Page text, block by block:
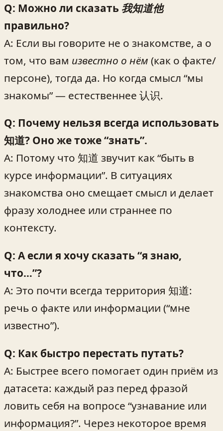
Q: Можно ли сказать 我知道他
правильно?
A: Если вы говорите не о знакомстве, а о
том, что вам известно о нём (как о факте/
персоне), тогда да. Но когда смысл “мы
знакомы” — естественнее 认识.
Q: Почему нельзя всегда использовать
知道? Оно же тоже “знать”.
A: Потому что 知道 звучит как “быть в
курсе информации”. В ситуациях
знакомства оно смещает смысл и делает
фразу холоднее или страннее по
контексту.
Q: А если я хочу сказать “я знаю,
что…”?
A: Это почти всегда территория 知道:
речь о факте или информации (“мне
известно”).
Q: Как быстро перестать путать?
A: Быстрее всего помогает один приём из
датасета: каждый раз перед фразой
ловить себя на вопросе “узнавание или
информация?”. Через некоторое время